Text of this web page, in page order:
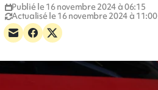
Publié le 16 novembre 2024 à 06:15
Actualisé le 16 novembre 2024 à 11:00